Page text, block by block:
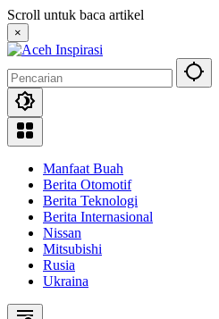
Langsung
ke
konten
Scroll untuk baca artikel
×
Manfaat Buah
Berita Otomotif
Berita Teknologi
Berita Internasional
Nissan
Mitsubishi
Rusia
Ukraina